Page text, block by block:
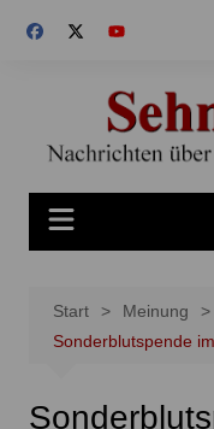
Inhalt
Start
Meinung
Sonderblutspende